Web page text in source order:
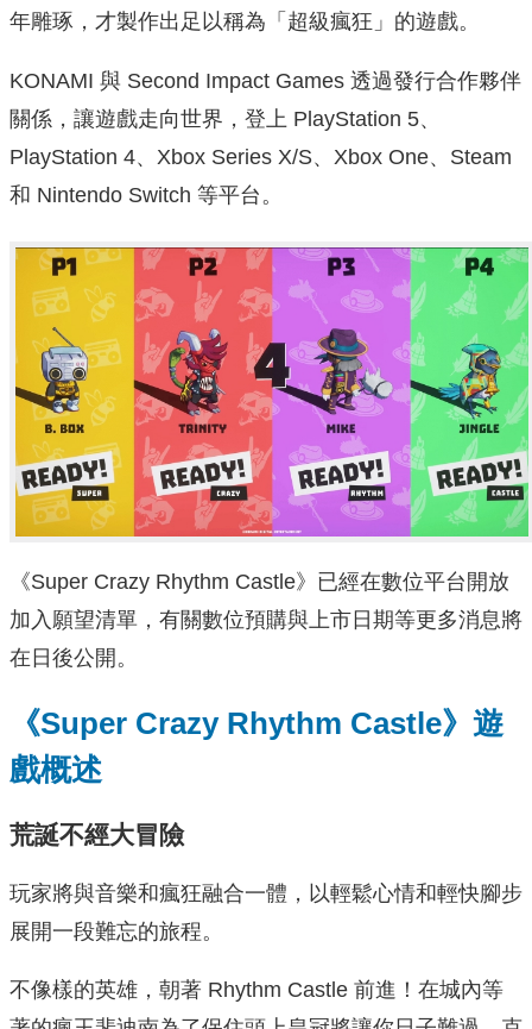
年雕琢，才製作出足以稱為「超級瘋狂」的遊戲。
KONAMI 與 Second Impact Games 透過發行合作夥伴
關係，讓遊戲走向世界，登上 PlayStation 5、
PlayStation 4、Xbox Series X/S、Xbox One、Steam
和 Nintendo Switch 等平台。
《Super Crazy Rhythm Castle》已經在數位平台開放
加入願望清單，有關數位預購與上市日期等更多消息將
在日後公開。
《Super Crazy Rhythm Castle》遊
戲概述
荒誕不經大冒險
玩家將與音樂和瘋狂融合一體，以輕鬆心情和輕快腳步
展開一段難忘的旅程。
不像樣的英雄，朝著 Rhythm Castle 前進！在城內等